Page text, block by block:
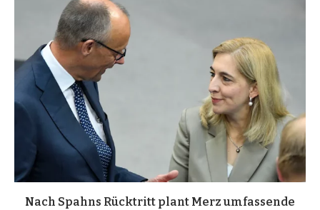
Nach Spahns Rücktritt plant Merz umfassende